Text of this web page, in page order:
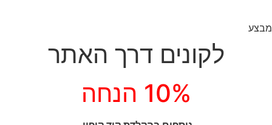
מבצע
לקונים דרך האתר